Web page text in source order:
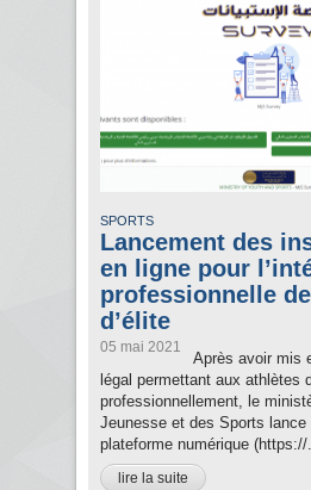
SPORTS
Lancement des
en ligne pour
professionnelle
d’élite
05 mai 2021
Après avoir mis
légal permettant aux athlètes
professionnellement, le
Jeunesse et des Sports lance
plateforme numérique (https://
lire la suite